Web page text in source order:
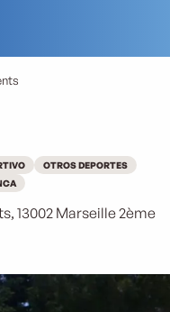
OTROS DEPORTES
13002 Marseille 2ème